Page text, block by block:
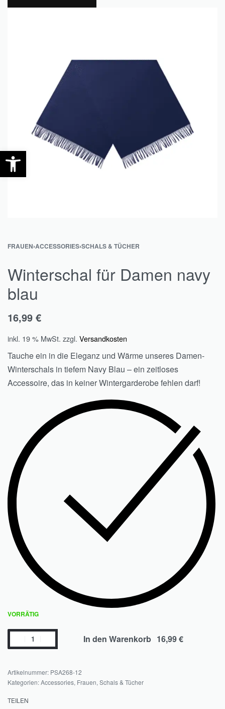
FRAUEN›ACCESSORIES›SCHALS & TÜCHER
Winterschal für Damen navy
blau
16,99 €
inkl. 19 % MwSt. zzgl. Versandkosten
Tauche ein in die Eleganz und Wärme unseres Damen-
Winterschals in tiefem Navy Blau – ein zeitloses
Accessoire, das in keiner Wintergarderobe fehlen darf!
VORRÄTIG
In den Warenkorb
PSA268-12
Kategorien:Accessories, Frauen, Schals & Tücher
TEILEN
Werkzeugleiste öffnen